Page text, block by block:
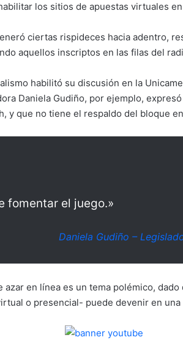
los sitios de apuestas virtuales
ciertas rispideces hacia adentro,
aquellos inscriptos en las filas del
habilitó su discusión en la
Daniela Gudiño, por ejemplo,
y que no tiene el respaldo del bloque
fomentar el juego.»
Daniela Gudiño –
azar en línea es un tema polémico,
o presencial- puede devenir en una